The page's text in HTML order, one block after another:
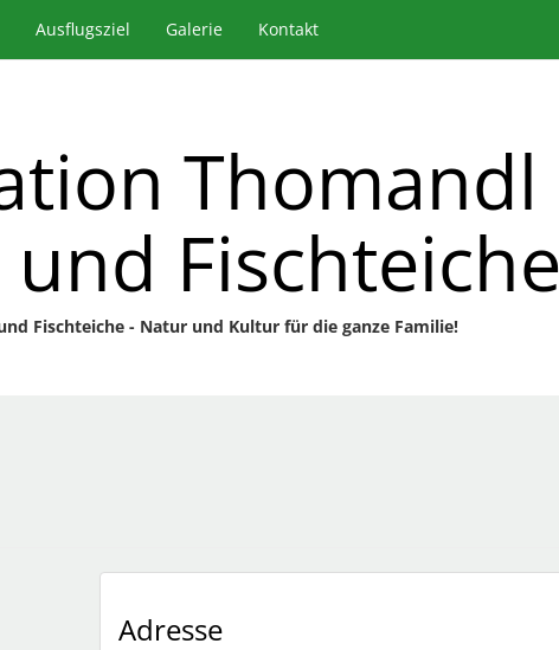
Ausflugsziel Galerie Kontakt
Thomandl
Fischteiche
Fischteiche - Natur und Kultur für die ganze Familie!
Adresse